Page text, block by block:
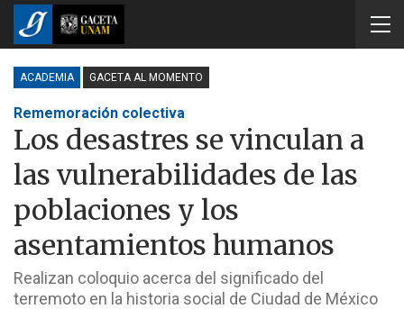
ACADEMIA GACETA AL MOMENTO
Rememoración colectiva
Los desastres se vinculan a
las vulnerabilidades de las
poblaciones y los
asentamientos humanos
Realizan coloquio acerca del significado del
terremoto en la historia social de Ciudad de México